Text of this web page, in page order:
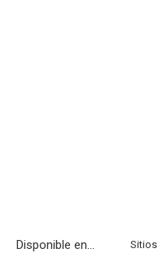
Disponible en...